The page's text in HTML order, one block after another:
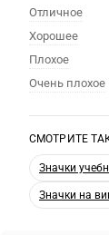
Отличное
Хорошее
Плохое
Очень плохое
СМОТРИТЕ
Значки
Значки на